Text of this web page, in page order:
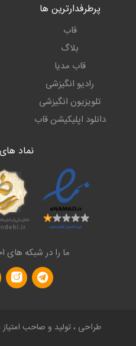
پرطرفدارترین ها
قاب
بلاگ
قاب مدیا
رادیو انگیزشی
تلویزیون انگیزشی
دانلود اپلیکیشن قاب
نماد
ما را در شبکه های
طراحی ، تولید و صاحب